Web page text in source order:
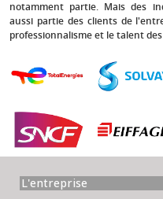
notamment partie. Mais des
aussi partie des clients de
professionnalisme et le talent
L'entreprise